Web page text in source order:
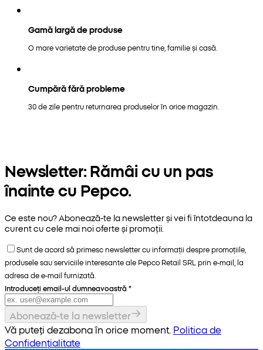
Gamă largă de produse
O mare varietate de produse pentru tine, familie și casă.
Cumpără fără probleme
30 de zile pentru returnarea produselor în orice magazin.
Newsletter: Rămâi cu un pas
înainte cu Pepco.
Ce este nou? Abonează-te la newsletter și vei fi întotdeauna la
curent cu cele mai noi oferte și promoții.
Sunt de acord să primesc newsletter cu informații despre promoțiile,
produsele sau serviciile interesante ale Pepco Retail SRL prin e-mail, la
adresa de e-mail furnizată.
Introduceți email-ul dumneavoastră *
Abonează-te la newsletter
Vă puteți dezabona în orice moment. Politica de
Confidențialitate